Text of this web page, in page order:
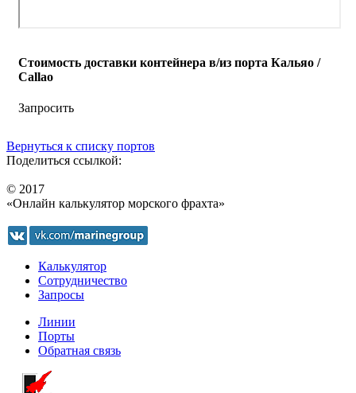
Стоимость доставки контейнера в/из порта Кальяо /
Callao
Запросить
Вернуться к списку портов
Поделиться ссылкой:
© 2017
«Онлайн калькулятор морского фрахта»
Калькулятор
Сотрудничество
Запросы
Линии
Порты
Обратная связь